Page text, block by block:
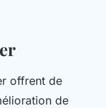
offrent de
de